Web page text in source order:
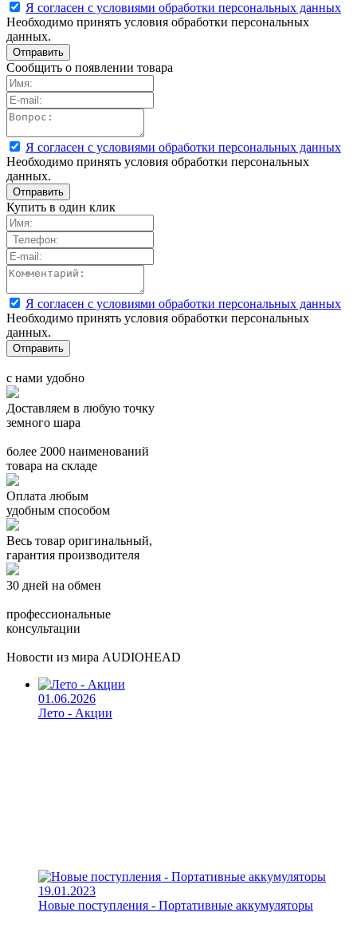
Я согласен с условиями обработки персональных данных
Необходимо принять условия обработки персональных
данных.
Сообщить о появлении товара
Я согласен с условиями обработки персональных данных
Необходимо принять условия обработки персональных
данных.
Купить в один клик
Я согласен с условиями обработки персональных данных
Необходимо принять условия обработки персональных
данных.
с нами удобно
Доставляем в любую точку
земного шара
более 2000 наименований
товара на складе
Оплата любым
удобным способом
Весь товар оригинальный,
гарантия производителя
30 дней на обмен
профессиональные
консультации
Новости из мира AUDIOHEAD
01.06.2026
Лето - Акции
19.01.2023
Новые поступления - Портативные аккумуляторы